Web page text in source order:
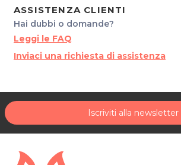
acquisto scrivi aposta@espevia.it
ASSISTENZA CLIENTI
Hai dubbi o domande?
Leggi le FAQ
Inviaci una richiesta di assistenza
Iscriviti alla newsletter